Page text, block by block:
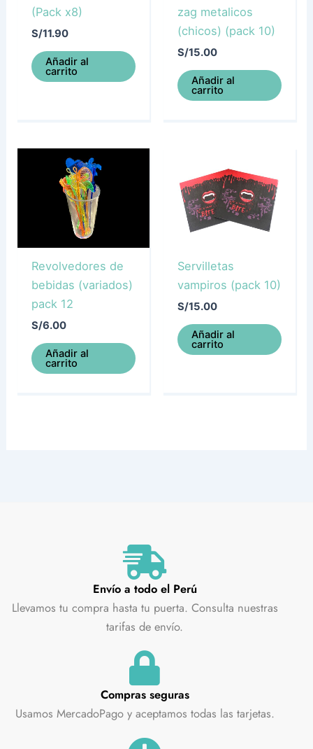
(Pack x8)
S/11.90
Añadir al
carrito
zag metalicos
(chicos) (pack 10)
S/15.00
Añadir al
carrito
Revolvedores de
bebidas (variados)
pack 12
S/6.00
Añadir al
carrito
Servilletas
vampiros (pack 10)
S/15.00
Añadir al
carrito
Envío a todo el Perú
Llevamos tu compra hasta tu puerta. Consulta nuestras
tarifas de envío.
Compras seguras
Usamos MercadoPago y aceptamos todas las tarjetas.